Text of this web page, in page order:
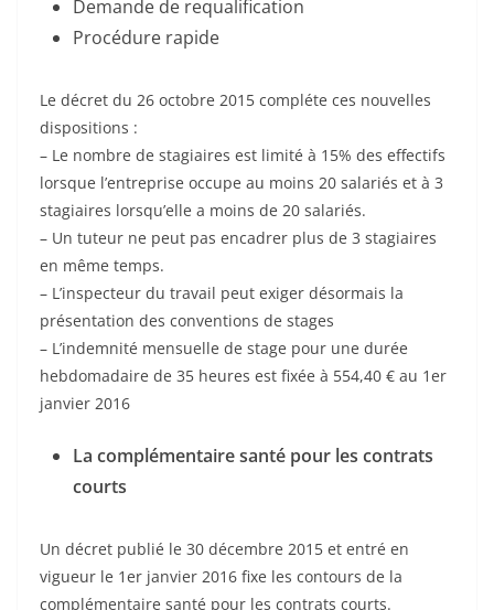
Demande de requalification
Procédure rapide
Le décret du 26 octobre 2015 compléte ces nouvelles
dispositions :
– Le nombre de stagiaires est limité à 15% des effectifs
lorsque l’entreprise occupe au moins 20 salariés et à 3
stagiaires lorsqu’elle a moins de 20 salariés.
– Un tuteur ne peut pas encadrer plus de 3 stagiaires
en même temps.
– L’inspecteur du travail peut exiger désormais la
présentation des conventions de stages
– L’indemnité mensuelle de stage pour une durée
hebdomadaire de 35 heures est fixée à 554,40 € au 1er
janvier 2016
La complémentaire santé pour les contrats
courts
Un décret publié le 30 décembre 2015 et entré en
vigueur le 1er janvier 2016 fixe les contours de la
complémentaire santé pour les contrats courts.